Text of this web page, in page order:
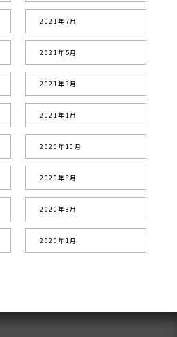
2021年7月
2021年5月
2021年3月
2021年1月
2020年10月
2020年8月
2020年3月
2020年1月